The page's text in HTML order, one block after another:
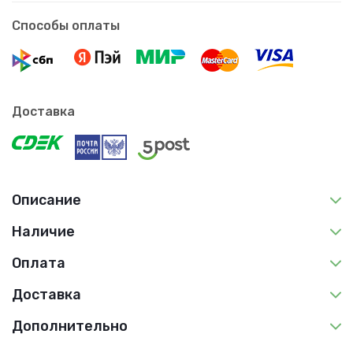
Способы оплаты
Доставка
Описание
Наличие
Оплата
Доставка
Дополнительно